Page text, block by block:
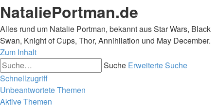
NataliePortman.de
Alles rund um Natalie Portman, bekannt aus Star Wars, Black
Swan, Knight of Cups, Thor, Annihilation und May December.
Zum Inhalt
Suche Erweiterte Suche
Schnellzugriff
Unbeantwortete Themen
Aktive Themen